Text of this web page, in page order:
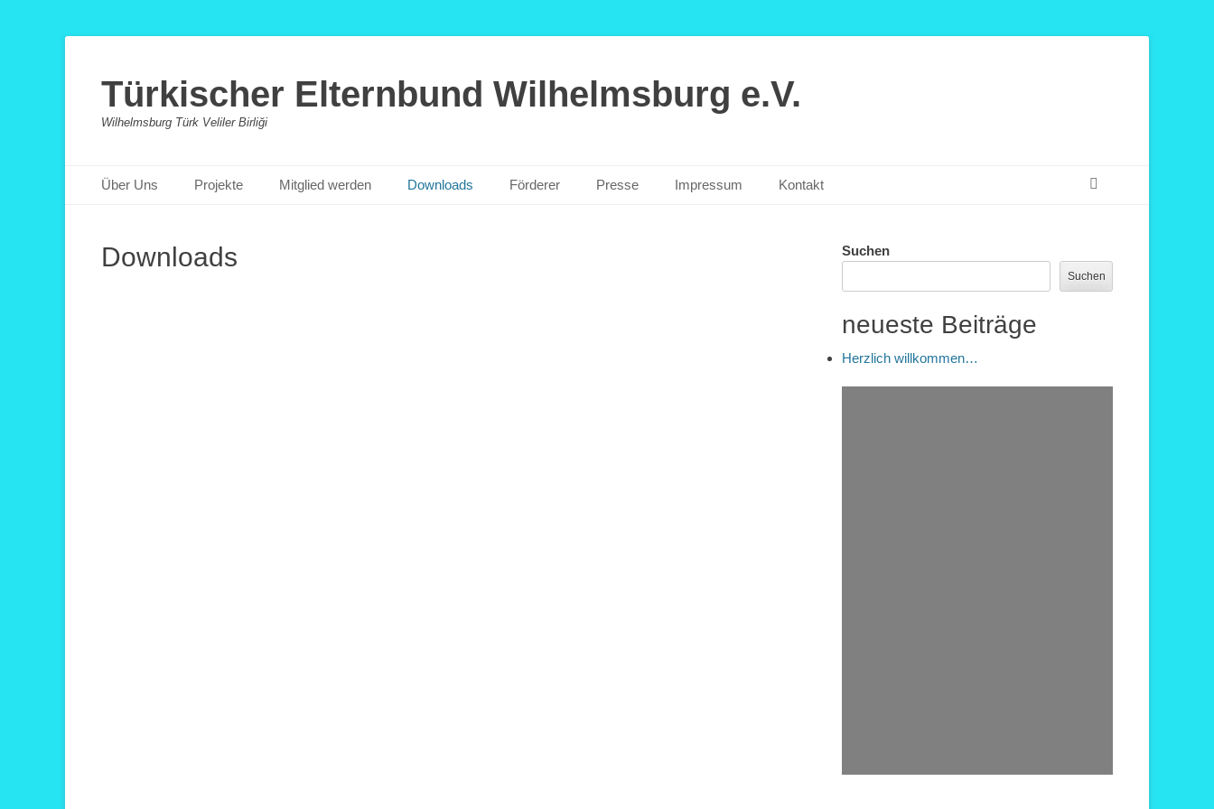
Türkischer Elternbund Wilhelmsburg e.V.
Wilhelmsburg Türk Veliler Birliği
Primäres Menü
Zum
Inhalt
Über Uns Projekte Mitglied werden Downloads Förderer Presse Impressum Kontakt
Downloads Suchen
Suchen
neueste Beiträge
Herzlich willkommen…